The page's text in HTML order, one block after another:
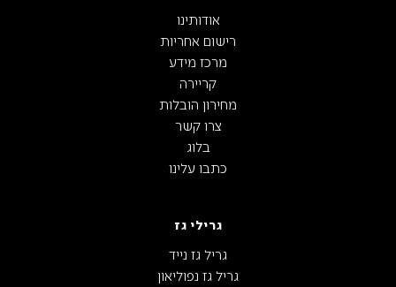
אודותינו
רישום אחריות
מרכז מידע
קריירה
מחירון הובלות
צרו קשר
בלוג
כתבו עלינו
גרילי גז
גריל גז נייד
גריל גז נפוליאון